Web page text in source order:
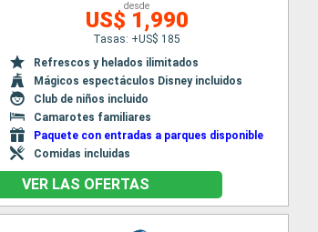
desde
US$ 1,990
Tasas: +US$ 185
Refrescos y helados ilimitados
Mágicos espectáculos Disney incluidos
Club de niños incluido
Camarotes familiares
Paquete con entradas a parques disponible
Comidas incluidas
VER LAS OFERTAS